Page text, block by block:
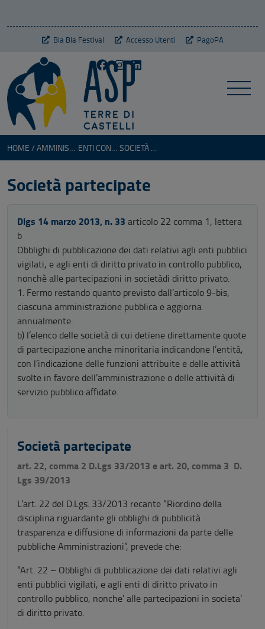
Bla Bla Festival Accesso Utenti PagoPA
HOME
Società partecipate
Dlgs 14 marzo 2013, n. 33 articolo 22 comma 1, lettera
b
Obblighi di pubblicazione dei dati relativi agli enti pubblici
vigilati, e agli enti di diritto privato in controllo pubblico,
nonchè alle partecipazioni in societàdi diritto privato.
1. Fermo restando quanto previsto dall’articolo 9-bis,
ciascuna amministrazione pubblica e aggiorna
annualmente:
b) l’elenco delle società di cui detiene direttamente quote
di partecipazione anche minoritaria indicandone l’entità,
con l’indicazione delle funzioni attribuite e delle attività
svolte in favore dell’amministrazione o delle attività di
servizio pubblico affidate.
Società partecipate
art. 22, comma 2 D.Lgs 33/2013 e art. 20, comma 3 D.
Lgs 39/2013
L’art. 22 del D.Lgs. 33/2013 recante “Riordino della
disciplina riguardante gli obblighi di pubblicità
trasparenza e diffusione di informazioni da parte delle
pubbliche Amministrazioni”, prevede che:
“Art. 22 – Obblighi di pubblicazione dei dati relativi agli
enti pubblici vigilati, e agli enti di diritto privato in
controllo pubblico, nonche’ alle partecipazioni in societa’
di diritto privato.